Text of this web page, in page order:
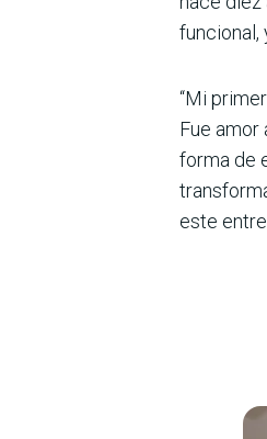
funcional,
“Mi
Fue amor
forma de
este